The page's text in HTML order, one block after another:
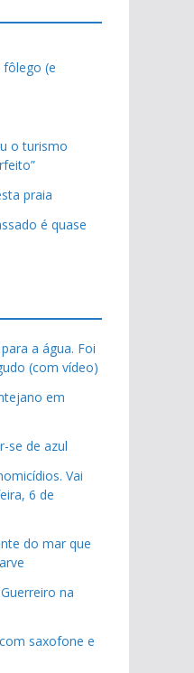
fôlego (e
o turismo
praia
é quase
a água. Foi
(com vídeo)
em
se de azul
Vai
6 de
do mar que
na
saxofone e